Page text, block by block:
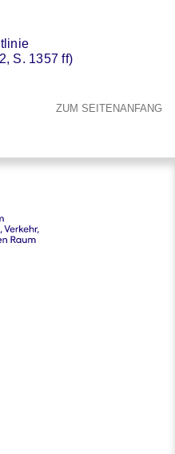
S. 1357 ff)
ZUM SEITENANFANG
für Wirtschaft, Energie,